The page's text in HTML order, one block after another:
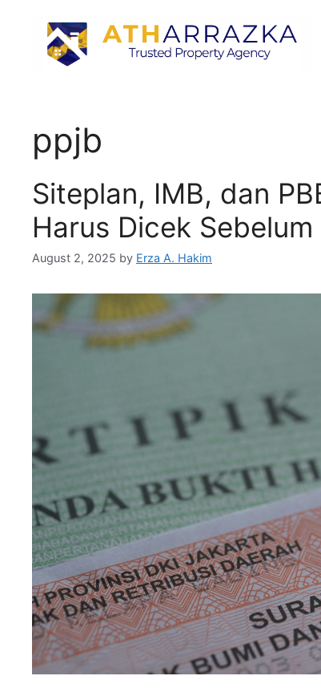
ppjb
Siteplan, IMB, dan
Harus Dicek Sebelum
August 2, 2025 by Erza A. Hakim